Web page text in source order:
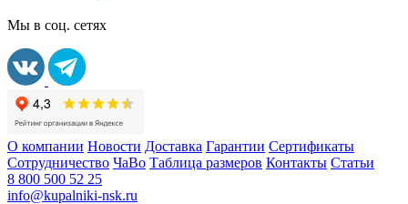
Мы в соц. сетях
О компании Новости Доставка Гарантии Сертификаты
Сотрудничество ЧаВо Таблица размеров Контакты Статьи
8 800 500 52 25
info@kupalniki-nsk.ru